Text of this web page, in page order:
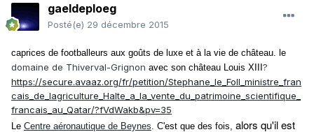
gaeldeploeg
Posté(e) 29 décembre 2015
caprices de footballeurs aux goûts de luxe et à la vie de château. le
domaine de Thiverval-Grignon avec son château Louis XIII ?
https://secure.avaaz.org/fr/petition/Stephane_le_Foll_ministre_fran
cais_de_lagriculture_Halte_a_la_vente_du_patrimoine_scientifique_
francais_au_Qatar/?fVdWakb&pv=35
Le Centre aéronautique de Beynes. C'est que des fois, alors qu'il est